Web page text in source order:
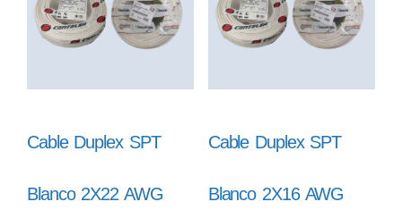
Cable Duplex SPT
Blanco 2X22 AWG
Cable Duplex SPT
Blanco 2X16 AWG